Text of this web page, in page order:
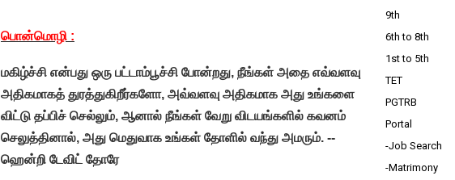
பொன்மொழி :
மகிழ்ச்சி என்பது ஒரு பட்டாம்பூச்சி போன்றது, நீங்கள் அதை எவ்வளவு
அதிகமாகத் துரத்துகிறீர்களோ, அவ்வளவு அதிகமாக அது உங்களை
விட்டு தப்பிச் செல்லும், ஆனால் நீங்கள் வேறு விடயங்களில் கவனம்
செலுத்தினால், அது மெதுவாக உங்கள் தோளில் வந்து அமரும். --
ஹென்றி டேவிட் தோரே
9th
6th to 8th
1st to 5th
TET
PGTRB
Portal
-Job Search
-Matrimony